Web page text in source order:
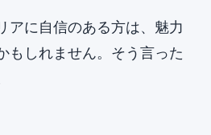
アに自信のある方は、魅力
もしれません。そう言った